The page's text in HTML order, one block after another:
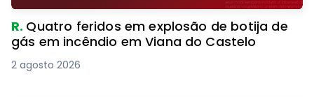
R. Quatro feridos em explosão de botija de
gás em incêndio em Viana do Castelo
2 agosto 2026